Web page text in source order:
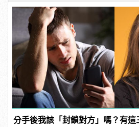
分手後我該「封鎖對方」嗎？有